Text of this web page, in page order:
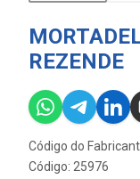
REZENDE
Código do
Código: 25976